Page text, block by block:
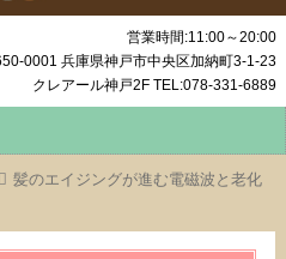
営業時間:11:00～20:00
0001 兵庫県神戸市中央区加納町3-1-23
クレアール神戸2F TEL:078-331-6889
髪のエイジングが進む電磁波と老化